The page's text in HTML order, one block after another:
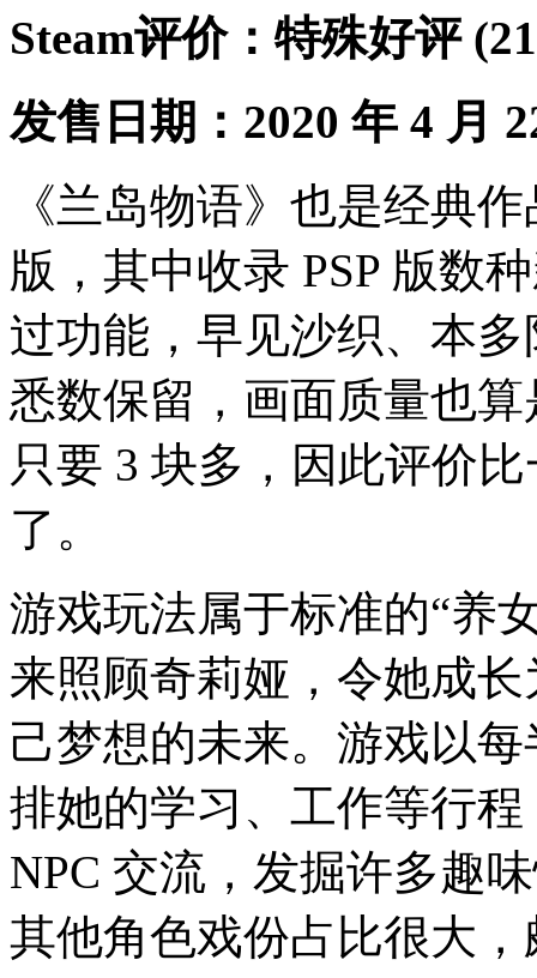
Steam评价：特殊好评
发售日期：2020 年 4 月
《兰岛物语》也是经典
版，其中收录 PSP 版数
过功能，早见沙织、本
悉数保留，画面质量也
只要 3 块多，因此评价
了。
游戏玩法属于标准的“养
来照顾奇莉娅，令她成
己梦想的未来。游戏以
排她的学习、工作等行
NPC 交流，发掘许多趣
其他角色戏份占比很大